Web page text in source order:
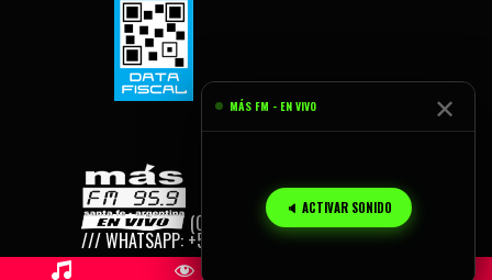
(C) 2026 MÁS FM, SANTA FE - AR
/// WHATSAPP: +54 9 342 155 165 959.
MÁS FM - EN VIVO ✕
🔈 ACTIVAR SONIDO